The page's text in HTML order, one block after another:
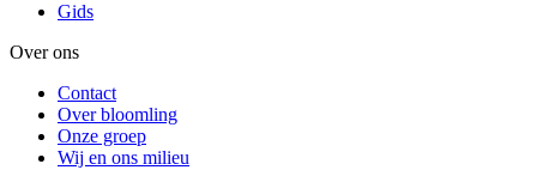
Gids
Over ons
Contact
Over bloomling
Onze groep
Wij en ons milieu